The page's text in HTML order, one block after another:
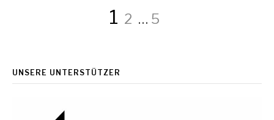
der
Beiträge
Page
1 Page
2 … Page
5
UNSERE UNTERSTÜTZER